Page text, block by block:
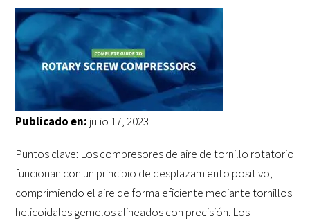
Publicado en: julio 17, 2023
Puntos clave: Los compresores de aire de tornillo rotatorio
funcionan con un principio de desplazamiento positivo,
comprimiendo el aire de forma eficiente mediante tornillos
helicoidales gemelos alineados con precisión. Los